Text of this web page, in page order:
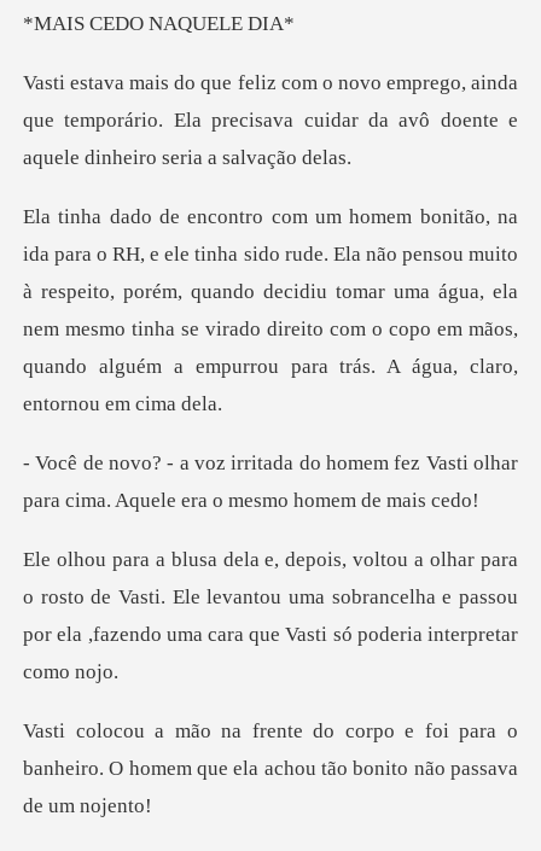
EDO NAQ
ainda
que temporário. Ela precisava cuidar da avô
pensou muito
à respeito, porém, quando decidiu tomar uma água, ela
nem mesmo tinha se virado dir
homem fez Vasti olhar
para cima. Aqu
rosto de Vasti. Ele levantou uma sobrancelha e passou
por ela
foi para o
banheiro. O homem que ela ac